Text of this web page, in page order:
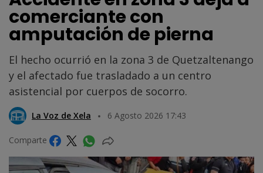
comerciante con
amputación de pierna
El hecho ocurrió en la zona 3 de Quetzaltenango
y el afectado fue trasladado a un centro
asistencial por cuerpos de socorro.
La Voz de Xela 6 Agosto 2026 17:43
Comparte